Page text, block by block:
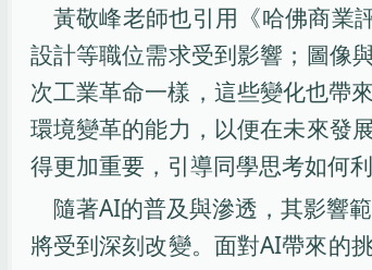
黃敬峰老師也引用《哈佛商業
設計等職位需求受到影響；圖像
次工業革命一樣，這些變化也帶
環境變革的能力，以便在未來發
得更加重要，引導同學思考如何
隨著AI的普及與滲透，其影響
將受到深刻改變。面對AI帶來的